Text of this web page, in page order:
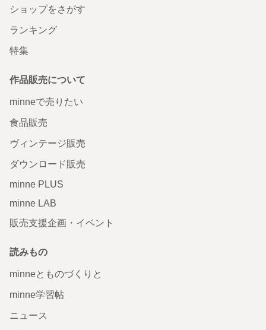
ショップをさがす
ランキング
特集
作品販売について
minneで売りたい
食品販売
ヴィンテージ販売
ダウンロード販売
minne PLUS
minne LAB
販売支援企画・イベント
読みもの
minneとものづくりと
minne学習帖
ニュース